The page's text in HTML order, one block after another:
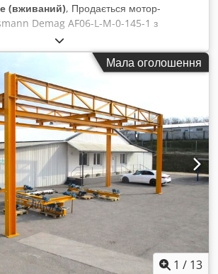
(вживаний), Продається мотор-
Demag AF06-L-M-0-145-1 з
Demag ZBA90 A4 B020. Пристрій
протестований і готовий до роботи.
є звичайні ознаки використання.
Acwjkr одне монтажне вухо було
на роботу чи правильне
редуктора, на пластиковому кожусі
тріщина, яка не впливає на роботу
характеристики: Виробник:
AG Модель редуктора: AF06-L-M-0-
Demag ZBA90 A4 B020 Потужність:
3×400 В змінного струму, 50 Гц Напруга
струму Номінальний струм: 2,80 А
двигуна: 1400 об/хв Вихідна
23 об/хв Передавальне число: i = 60,1
20 Нм Cos φ: 0,75 Ступінь захисту: IP54
21,2 кг
Мала оголошення
1 / 13